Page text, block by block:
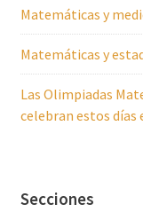
Matemáticas y
Matemáticas y
Las Olimpiadas
celebran estos días
Secciones